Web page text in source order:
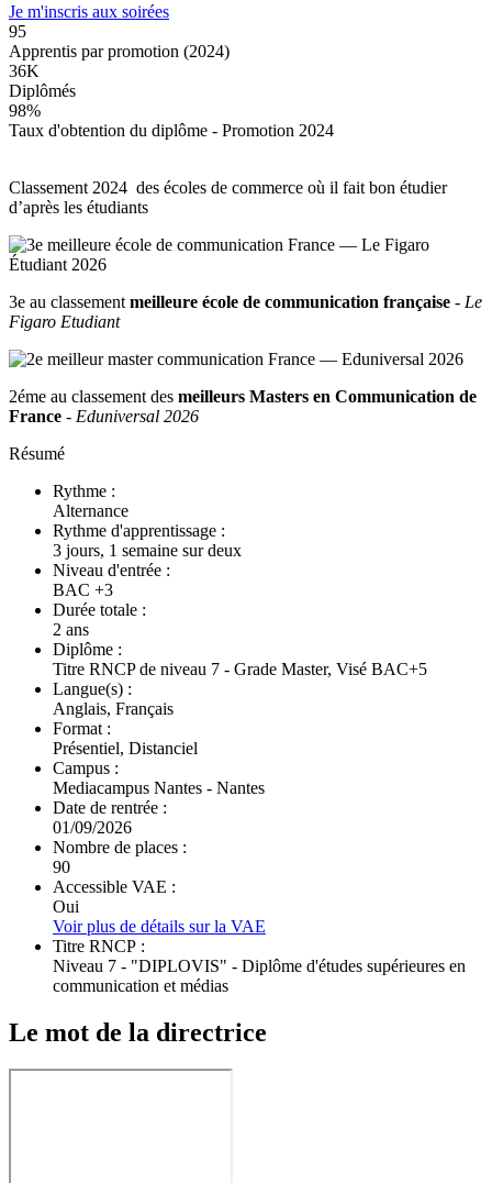
Je m'inscris aux soirées
95
Apprentis par promotion (2024)
36K
Diplômés
98%
Taux d'obtention du diplôme - Promotion 2024
Classement 2024 des écoles de commerce où il fait bon étudier
d’après les étudiants
3e au classement meilleure école de communication française - Le
Figaro Etudiant
2éme au classement des meilleurs Masters en Communication de
France - Eduniversal 2026
Résumé
Rythme :
Alternance
Rythme d'apprentissage :
3 jours, 1 semaine sur deux
Niveau d'entrée :
BAC +3
Durée totale :
2 ans
Diplôme :
Titre RNCP de niveau 7 - Grade Master, Visé BAC+5
Langue(s) :
Anglais, Français
Format :
Présentiel, Distanciel
Campus :
Mediacampus Nantes - Nantes
Date de rentrée :
01/09/2026
Nombre de places :
90
Accessible VAE :
Oui
Voir plus de détails sur la VAE
Titre RNCP :
Niveau 7 - "DIPLOVIS" - Diplôme d'études supérieures en
communication et médias
Le mot de la directrice